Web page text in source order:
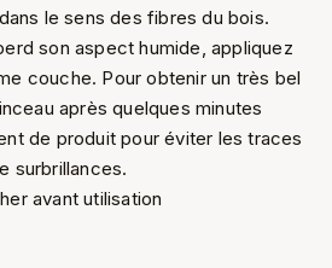
le sens des fibres du bois.
son aspect humide, appliquez
couche. Pour obtenir un très bel
après quelques minutes
de produit pour éviter les traces
surbrillances.
avant utilisation